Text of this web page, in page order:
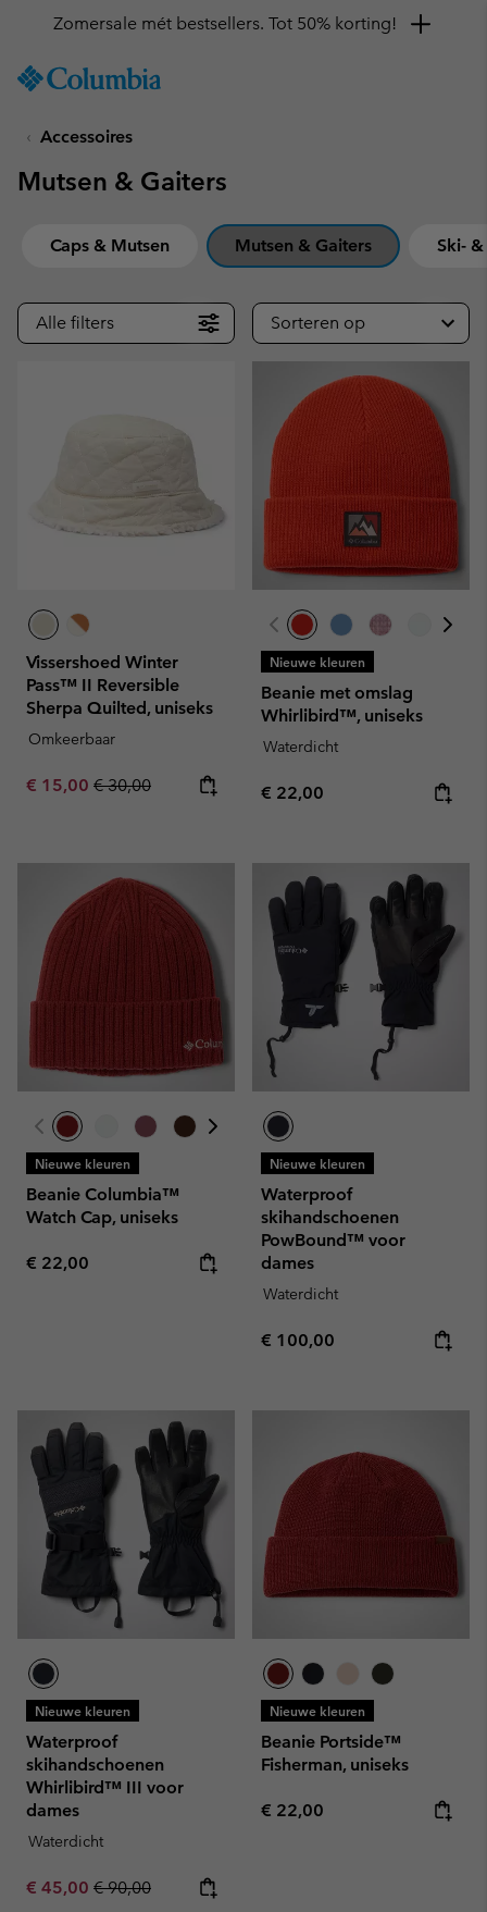
TO
SKIP
MAIN
SKIP
Krijg 10% korting
Accessoires
Mutsen & Gaiters
Caps & Mutsen Mutsen & Gaiters Ski-
Alle filters Sorteren op
Vissershoed Winter
Pass™ II Reversible
Sherpa Quilted, uniseks
Omkeerbaar
Sale price:
€ 15,00 Regular price:
€ 30,00
Nieuwe kleuren
Beanie met omslag
Whirlibird™, uniseks
Waterdicht
Regular price:
€ 22,00
Nieuwe kleuren
Beanie Columbia™
Watch Cap, uniseks
Regular price:
€ 22,00
Nieuwe kleuren
Waterproof
skihandschoenen
PowBound™ voor
dames
Waterdicht
Regular price:
€ 100,00
Nieuwe kleuren
Waterproof
skihandschoenen
Whirlibird™ III voor
dames
Waterdicht
Sale price:
€ 45,00 Regular price:
€ 90,00
Nieuwe kleuren
Beanie Portside™
Fisherman, uniseks
Regular price:
€ 22,00